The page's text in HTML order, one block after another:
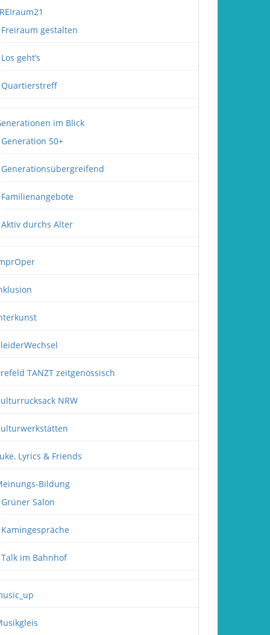
Freiraum gestalten
Los geht’s
Quartierstreff
im Blick
Generation 50+
Generationsübergreifend
Familienangebote
Aktiv durchs Alter
TANZT zeitgenössisch
NRW
Lyrics & Friends
Bildung
Grüner Salon
Kamingespräche
Talk im Bahnhof